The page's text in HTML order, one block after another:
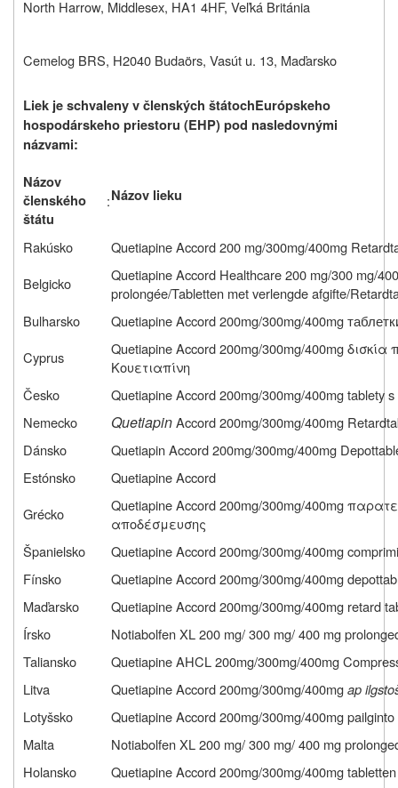
North Harrow, Middlesex, HA1 4HF, Veľká Británia
Cemelog BRS, H2040 Budaörs, Vasút u. 13, Maďarsko
Liek je schvaleny v členských štátochEurópskeho
hospodárskeho priestoru (EHP) pod nasledovnými
názvami:
Názov
členského
štátu
:Názov lieku
Rakúsko
Quetiapine Accord 200 mg/300mg/400mg
Belgicko
Quetiapine Accord Healthcare 200 mg/300 mg/
prolongée/Tabletten met verlengde afgifte/
Bulharsko
Quetiapine Accord 200mg/300mg/400mg
Cyprus
Quetiapine Accord 200mg/300mg/400mg
Κουετιαπίνη
Česko
Quetiapine Accord 200mg/300mg/400mg tablety
Nemecko
QuetiapinAccord 200mg/300mg/400mg
Dánsko
Quetiapin Accord 200mg/300mg/400mg
Estónsko
Quetiapine Accord
Grécko
QuetiapineAccord200mg/300mg/400mg
αποδέσμευσης
Španielsko
Quetiapine Accord 200mg/300mg/400mg
Fínsko
Quetiapine Accord 200mg/300mg/400mg
Maďarsko
Quetiapine Accord 200mg/300mg/400mg retard
Írsko
Notiabolfen XL 200 mg/ 300 mg/ 400 mg
Taliansko
Quetiapine AHCL 200mg/300mg/400mg
Litva
Quetiapine Accord 200mg/300mg/400mgap
Lotyšsko
Quetiapine Accord 200mg/300mg/400mg
Malta
Notiabolfen XL 200 mg/ 300 mg/ 400 mg
Holansko
Quetiapine Accord 200mg/300mg/400mg